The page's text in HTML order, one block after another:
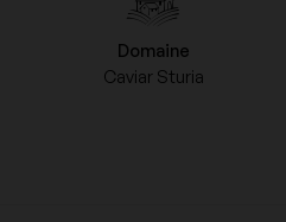
Domaine
Caviar Sturia